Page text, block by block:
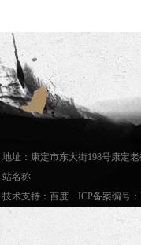
地址：康定市东大街198号康定
站名称
技术支持： 百度 ICP备案编号：